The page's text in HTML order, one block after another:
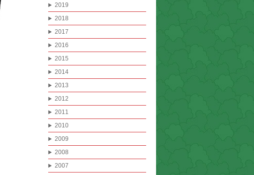
2019
2018
2017
2016
2015
2014
2013
2012
2011
2010
2009
2008
2007